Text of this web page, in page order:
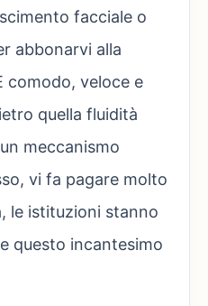
facciale o
abbonarvi alla
comodo, veloce e
quella fluidità
meccanismo
vi fa pagare molto
le istituzioni stanno
questo incantesimo